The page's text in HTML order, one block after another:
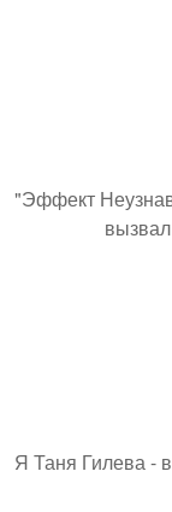
"Эффект
Я Таня Гилева -